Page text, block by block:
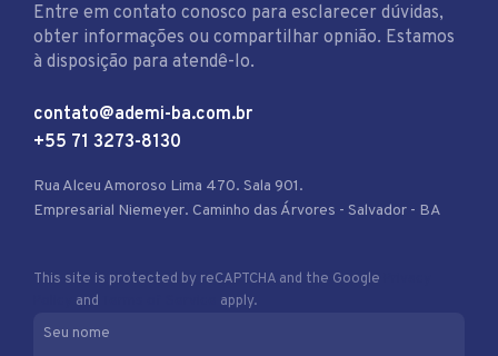
Entre em contato conosco para esclarecer dúvidas,
obter informações ou compartilhar opnião. Estamos
à disposição para atendê-lo.
contato@ademi-ba.com.br
+55 71 3273-8130
Rua Alceu Amoroso Lima 470. Sala 901.
Empresarial Niemeyer. Caminho das Árvores - Salvador - BA
This site is protected by reCAPTCHA and the Google
and
apply.
Seu nome